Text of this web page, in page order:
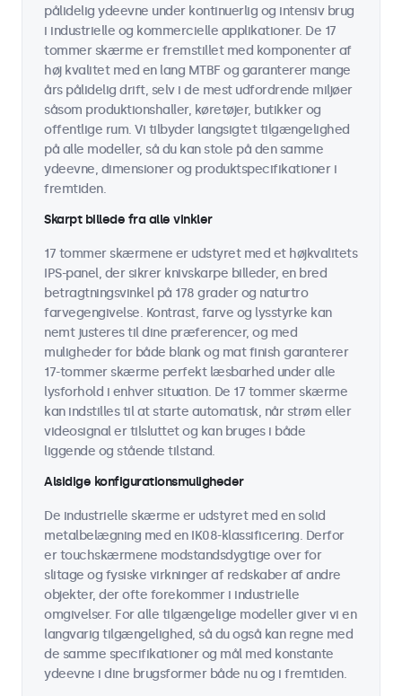
pålidelig ydeevne under kontinuerlig og intensiv brug
i industrielle og kommercielle applikationer. De 17
tommer skærme er fremstillet med komponenter af
høj kvalitet med en lang MTBF og garanterer mange
års pålidelig drift, selv i de mest udfordrende miljøer
såsom produktionshaller, køretøjer, butikker og
offentlige rum. Vi tilbyder langsigtet tilgængelighed
på alle modeller, så du kan stole på den samme
ydeevne, dimensioner og produktspecifikationer i
fremtiden.
Skarpt billede fra alle vinkler
17 tommer skærmene er udstyret med et højkvalitets
IPS-panel, der sikrer knivskarpe billeder, en bred
betragtningsvinkel på 178 grader og naturtro
farvegengivelse. Kontrast, farve og lysstyrke kan
nemt justeres til dine præferencer, og med
muligheder for både blank og mat finish garanterer
17-tommer skærme perfekt læsbarhed under alle
lysforhold i enhver situation. De 17 tommer skærme
kan indstilles til at starte automatisk, når strøm eller
videosignal er tilsluttet og kan bruges i både
liggende og stående tilstand.
Alsidige konfigurationsmuligheder
De industrielle skærme er udstyret med en solid
metalbelægning med en IK08-klassificering. Derfor
er touchskærmene modstandsdygtige over for
slitage og fysiske virkninger af redskaber af andre
objekter, der ofte forekommer i industrielle
omgivelser. For alle tilgængelige modeller giver vi en
langvarig tilgængelighed, så du også kan regne med
de samme specifikationer og mål med konstante
ydeevne i dine brugsformer både nu og i fremtiden.